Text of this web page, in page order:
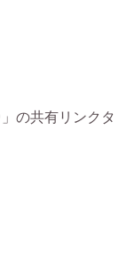
の共有リンクタ